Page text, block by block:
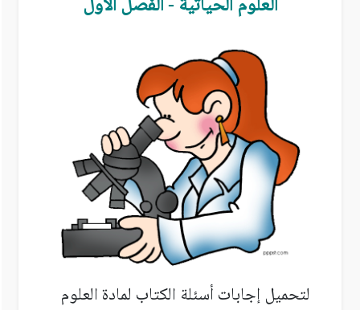
لتحميل إجابات أسئلة الكتاب لمادة العلوم